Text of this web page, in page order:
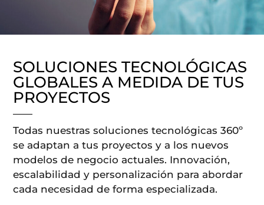
SOLUCIONES TECNOLÓGICAS
GLOBALES A MEDIDA DE TUS
PROYECTOS
Todas nuestras soluciones tecnológicas 360º
se adaptan a tus proyectos y a los nuevos
modelos de negocio actuales. Innovación,
escalabilidad y personalización para abordar
cada necesidad de forma especializada.